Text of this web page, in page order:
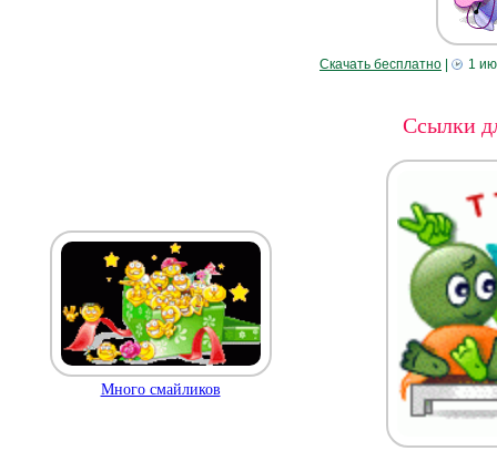
Скачать бесплатно 1
Ссылки
Много смайликов